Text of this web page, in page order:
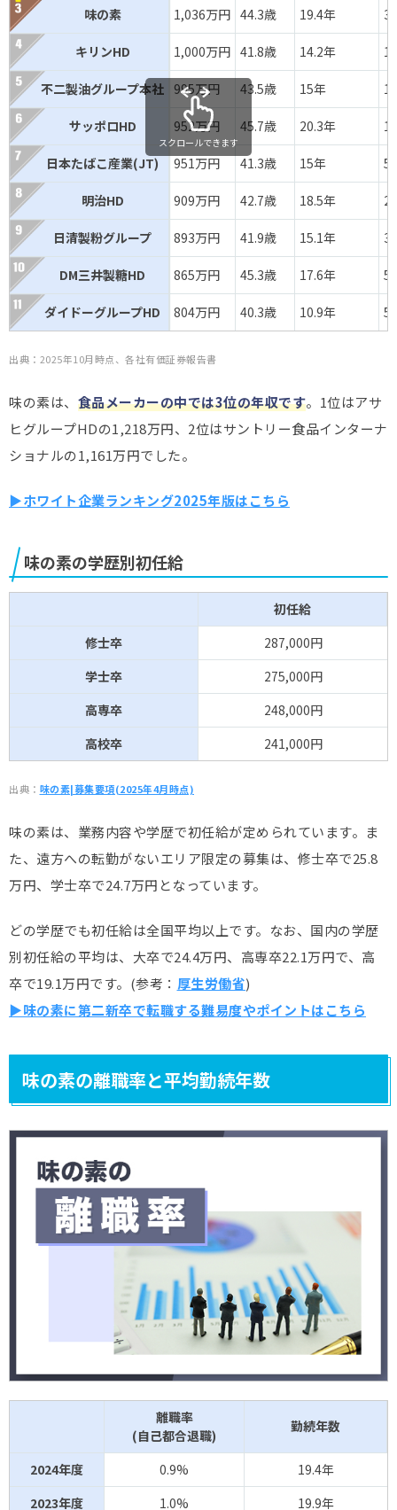
味の素 1,036万円 44.3歳 19.4年
キリンHD 1,000万円 41.8歳 14.2年
不二製油グループ本社 995万円 43.5歳 15年
サッポロHD 952万円 45.7歳 20.3年
日本たばこ産業(JT) 951万円 41.3歳 15年
明治HD 909万円 42.7歳 18.5年
日清製粉グループ 893万円 41.9歳 15.1年
DM三井製糖HD 865万円 45.3歳 17.6年
ダイドーグループHD 804万円 40.3歳 10.9年
スクロールできます
出典：2025年10月時点、各社有価証券報告書
味の素は、 食品メーカーの中では3位の年収です。1位はアサ
ヒグループHDの1,218万円、2位はサントリー食品インターナ
ショナルの1,161万円でした。
▶ホワイト企業ランキング2025年版はこちら
味の素の学歴別初任給
初任給
修士卒
287,000円
学士卒
275,000円
高専卒
248,000円
高校卒
241,000円
出典： 味の素|募集要項(2025年4月時点)
味の素は、業務内容や学歴で初任給が定められています。ま
た、遠方への転勤がないエリア限定の募集は、修士卒で25.8
万円、学士卒で24.7万円となっています。
どの学歴でも初任給は全国平均以上です。なお、国内の学歴
別初任給の平均は、大卒で24.4万円、高専卒22.1万円で、高
卒で19.1万円です。(参考： 厚生労働省)
▶味の素に第二新卒で転職する難易度やポイントはこちら
味の素の離職率と平均勤続年数
離職率
(自己都合退職)
勤続年数
2024年度 0.9%
19.4年
2023年度
1.0% 19.9年